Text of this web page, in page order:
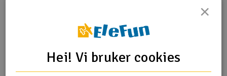
Smarthjem, lek & hobby
×
Hei! Vi bruker cookies